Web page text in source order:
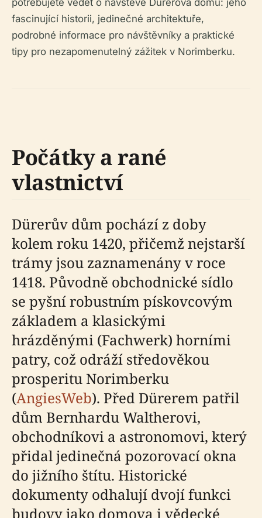
potřebujete vědět o návštěvě Dürerova domu: jeho
fascinující historii, jedinečné architektuře,
podrobné informace pro návštěvníky a praktické
tipy pro nezapomenutelný zážitek v Norimberku.
Počátky a rané
vlastnictví
Dürerův dům pochází z doby
kolem roku 1420, přičemž nejstarší
trámy jsou zaznamenány v roce
1418. Původně obchodnické sídlo
se pyšní robustním pískovcovým
základem a klasickými
hrázděnými (Fachwerk) horními
patry, což odráží středověkou
prosperitu Norimberku
(AngiesWeb). Před Dürerem patřil
dům Bernhardu Waltherovi,
obchodníkovi a astronomovi, který
přidal jedinečná pozorovací okna
do jižního štítu. Historické
dokumenty odhalují dvojí funkci
budovy jako domova i vědecké